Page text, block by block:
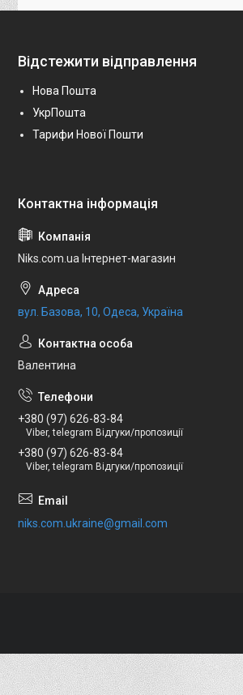
Відстежити відправлення
Нова Пошта
УкрПошта
Тарифи Нової Пошти
Niks.com.ua Інтернет-магазин
вул. Базова, 10, Одеса, Україна
Валентина
+380 (97) 626-83-84
Viber, telegram Відгуки/пропозиції
+380 (97) 626-83-84
Viber, telegram Відгуки/пропозиції
niks.com.ukraine@gmail.com